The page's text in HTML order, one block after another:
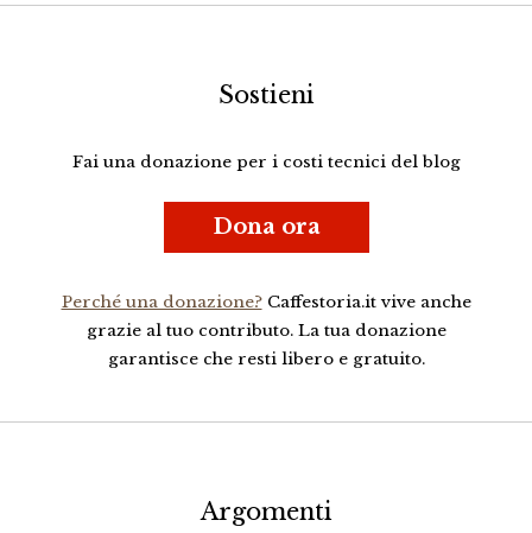
Sostieni
Fai una donazione per i costi tecnici del blog
Dona ora
Perché una donazione?Caffestoria.it vive anche
grazie al tuo contributo. La tua donazione
garantisce che resti libero e gratuito.
Argomenti